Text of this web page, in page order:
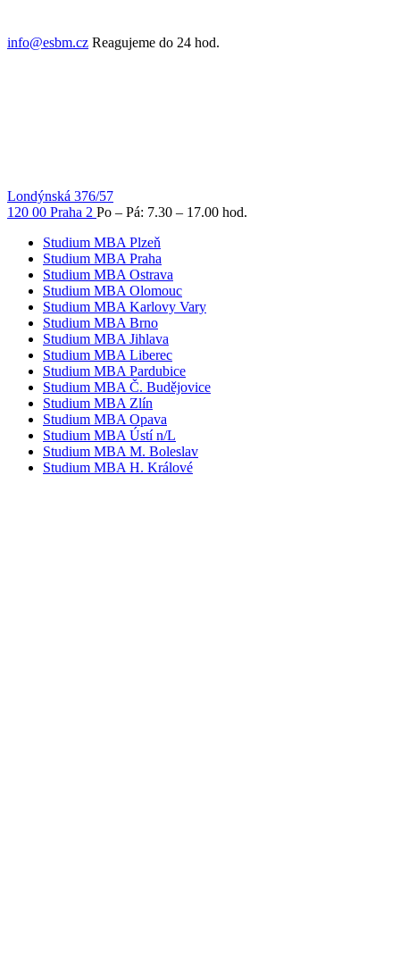
info@esbm.cz Reagujeme do 24 hod.
Londýnská 376/57
120 00 Praha 2 Po – Pá: 7.30 – 17.00 hod.
Studium MBA Plzeň
Studium MBA Praha
Studium MBA Ostrava
Studium MBA Olomouc
Studium MBA Karlovy Vary
Studium MBA Brno
Studium MBA Jihlava
Studium MBA Liberec
Studium MBA Pardubice
Studium MBA Č. Budějovice
Studium MBA Zlín
Studium MBA Opava
Studium MBA Ústí n/L
Studium MBA M. Boleslav
Studium MBA H. Králové